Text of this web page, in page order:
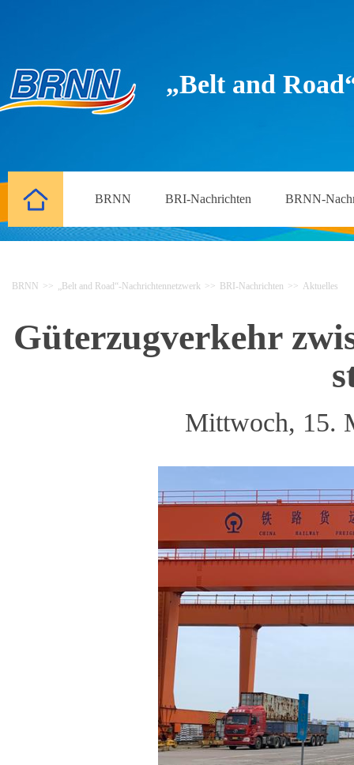
„Belt and
BRNN BRI-Nachrichten BRNN-
BRNN >> „Belt and Road“-Nachrichtennetzwerk >> BRI-Nachrichten >> Aktuelles
Güterzugverkehr
Mittwoch, 15.